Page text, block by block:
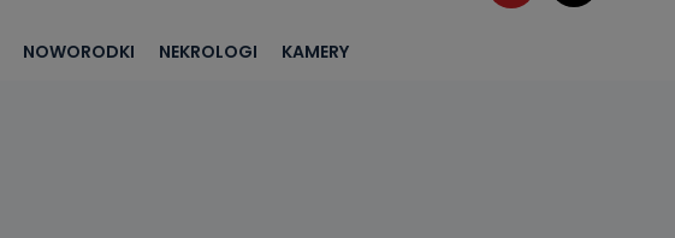
NOWORODKI NEKROLOGI KAMERY